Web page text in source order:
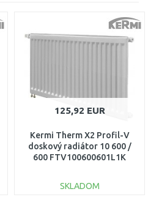
125,92 EUR
Kermi Therm X2 Profil-V
doskový radiátor 10 600 /
600 FTV100600601L1K
SKLADOM